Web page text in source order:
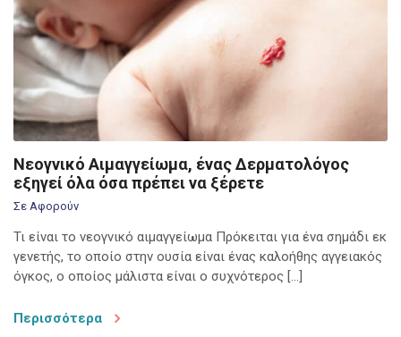
Νεογνικό Αιμαγγείωμα, ένας Δερματολόγος
εξηγεί όλα όσα πρέπει να ξέρετε
Σε Αφορούν
Τι είναι το νεογνικό αιμαγγείωμα Πρόκειται για ένα σημάδι εκ
γενετής, το οποίο στην ουσία είναι ένας καλοήθης αγγειακός
όγκος, ο οποίος μάλιστα είναι ο συχνότερος […]
Περισσότερα